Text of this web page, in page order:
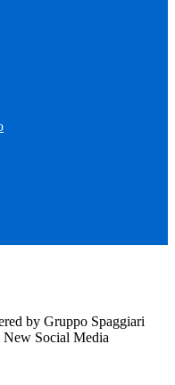
by Gruppo Spaggiari
Social Media